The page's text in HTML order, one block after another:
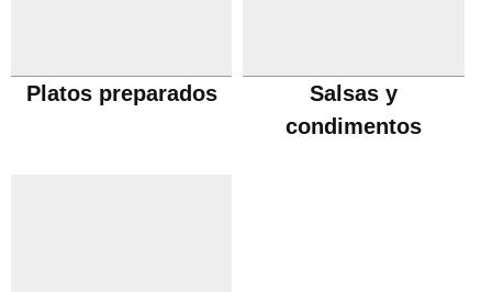
Platos preparados
Salsas y
condimentos